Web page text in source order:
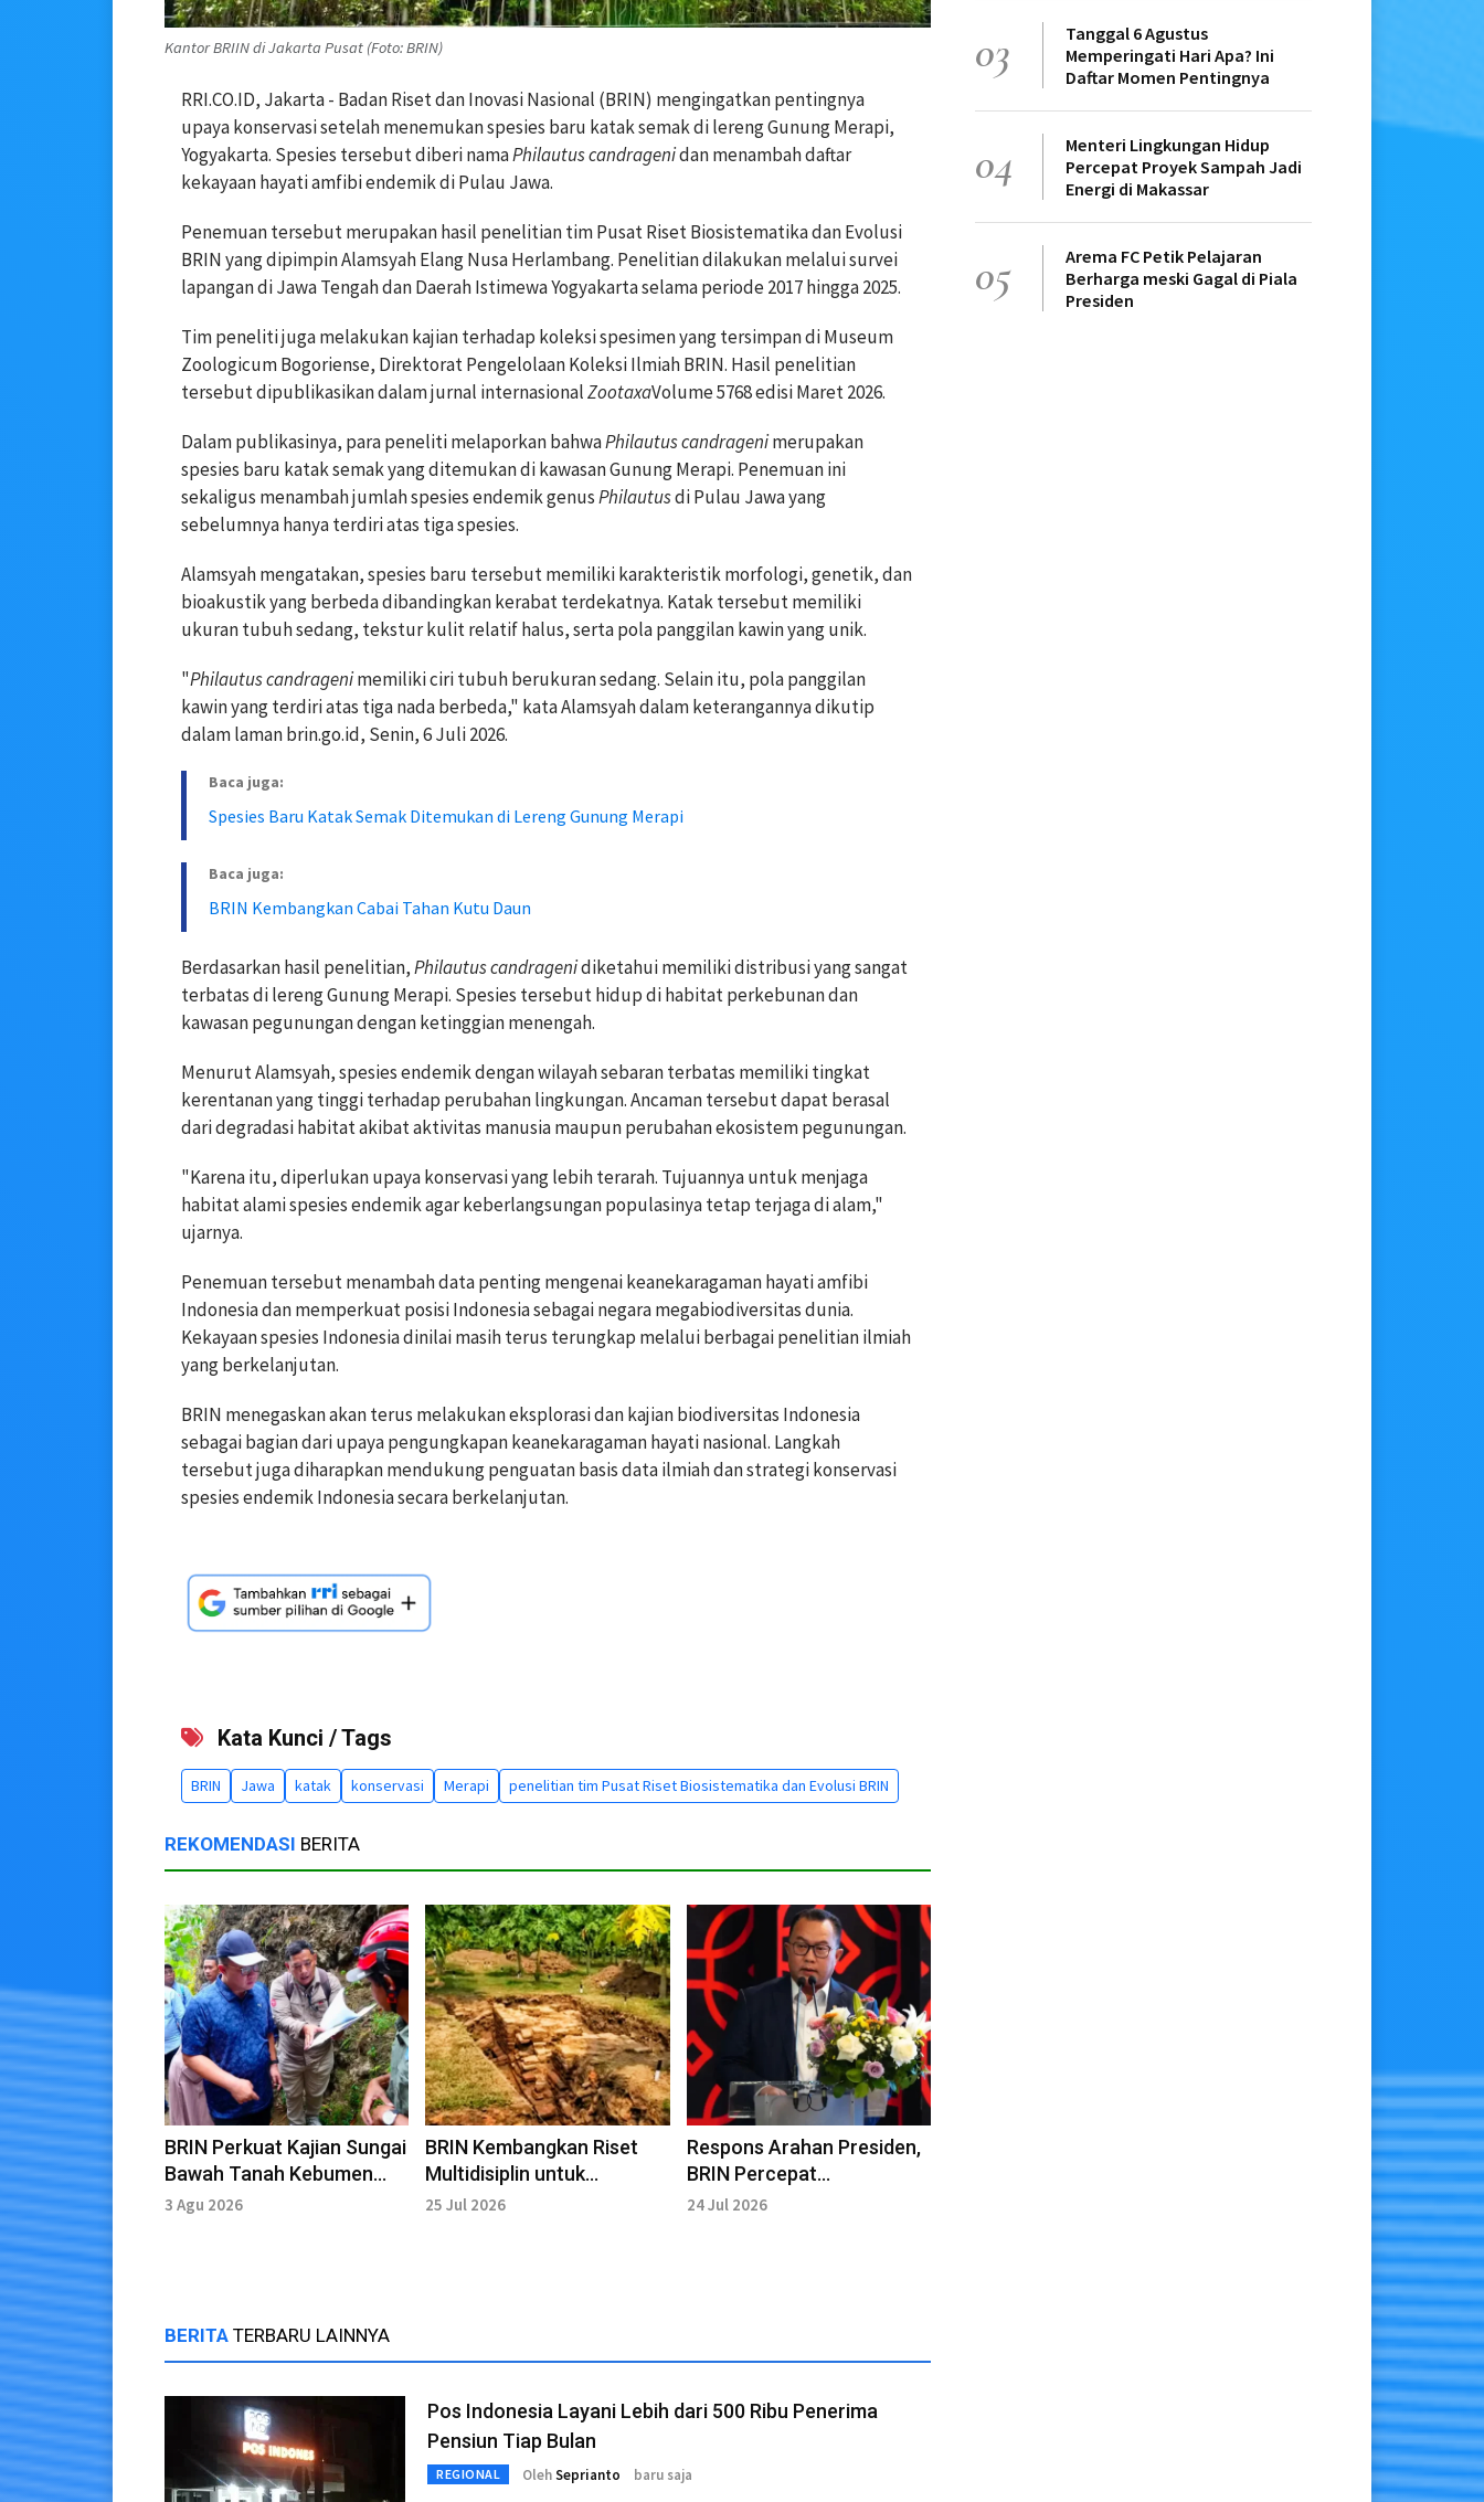
Kantor BRIIN di Jakarta Pusat (Foto: BRIN)
RRI.CO.ID, Jakarta - Badan Riset dan Inovasi Nasional (BRIN) mengingatkan pentingnya
upaya konservasi setelah menemukan spesies baru katak semak di lereng Gunung Merapi,
Yogyakarta. Spesies tersebut diberi namaPhilautus candragenidan menambah daftar
kekayaan hayati amfibi endemik di Pulau Jawa.
Penemuan tersebut merupakan hasil penelitian tim Pusat Riset Biosistematika dan Evolusi
BRIN yang dipimpin Alamsyah Elang Nusa Herlambang. Penelitian dilakukan melalui survei
lapangan di Jawa Tengah dan Daerah Istimewa Yogyakarta selama periode 2017 hingga 2025.
Tim peneliti juga melakukan kajian terhadap koleksi spesimen yang tersimpan di Museum
Zoologicum Bogoriense, Direktorat Pengelolaan Koleksi Ilmiah BRIN. Hasil penelitian
tersebut dipublikasikan dalam jurnal internasionalZootaxaVolume 5768 edisi Maret 2026.
Dalam publikasinya, para peneliti melaporkan bahwaPhilautus candragenimerupakan
spesies baru katak semak yang ditemukan di kawasan Gunung Merapi. Penemuan ini
sekaligus menambah jumlah spesies endemik genusPhilautusdi Pulau Jawa yang
sebelumnya hanya terdiri atas tiga spesies.
Alamsyah mengatakan, spesies baru tersebut memiliki karakteristik morfologi, genetik, dan
bioakustik yang berbeda dibandingkan kerabat terdekatnya. Katak tersebut memiliki
ukuran tubuh sedang, tekstur kulit relatif halus, serta pola panggilan kawin yang unik.
"Philautus candragenimemiliki ciri tubuh berukuran sedang. Selain itu, pola panggilan
kawin yang terdiri atas tiga nada berbeda," kata Alamsyah dalam keterangannya dikutip
dalam laman brin.go.id, Senin, 6 Juli 2026.
Baca juga:
Spesies Baru Katak Semak Ditemukan di Lereng Gunung Merapi
Baca juga:
BRIN Kembangkan Cabai Tahan Kutu Daun
Berdasarkan hasil penelitian,Philautus candragenidiketahui memiliki distribusi yang sangat
terbatas di lereng Gunung Merapi. Spesies tersebut hidup di habitat perkebunan dan
kawasan pegunungan dengan ketinggian menengah.
Menurut Alamsyah, spesies endemik dengan wilayah sebaran terbatas memiliki tingkat
kerentanan yang tinggi terhadap perubahan lingkungan. Ancaman tersebut dapat berasal
dari degradasi habitat akibat aktivitas manusia maupun perubahan ekosistem pegunungan.
"Karena itu, diperlukan upaya konservasi yang lebih terarah. Tujuannya untuk menjaga
habitat alami spesies endemik agar keberlangsungan populasinya tetap terjaga di alam,"
ujarnya.
Penemuan tersebut menambah data penting mengenai keanekaragaman hayati amfibi
Indonesia dan memperkuat posisi Indonesia sebagai negara megabiodiversitas dunia.
Kekayaan spesies Indonesia dinilai masih terus terungkap melalui berbagai penelitian ilmiah
yang berkelanjutan.
BRIN menegaskan akan terus melakukan eksplorasi dan kajian biodiversitas Indonesia
sebagai bagian dari upaya pengungkapan keanekaragaman hayati nasional. Langkah
tersebut juga diharapkan mendukung penguatan basis data ilmiah dan strategi konservasi
spesies endemik Indonesia secara berkelanjutan.
Kata Kunci / Tags
BRIN Jawa katak konservasi Merapi penelitian tim Pusat Riset Biosistematika dan Evolusi BRIN
REKOMENDASI BERITA
BRIN Perkuat Kajian Sungai
Bawah Tanah Kebumen
untuk Ketahanan Air
3 Agu 2026
BRIN Kembangkan Riset
Multidisiplin untuk
Menguak Jejak Kota
25 Jul 2026
Respons Arahan Presiden,
BRIN Percepat
Pemanfaatan Teknologi Air
24 Jul 2026
BERITA TERBARU LAINNYA
Pos Indonesia Layani Lebih dari 500 Ribu Penerima
Pensiun Tiap Bulan
REGIONAL OlehSeprianto baru saja
03
Tanggal 6 Agustus
Memperingati Hari Apa? Ini
Daftar Momen Pentingnya
04
Menteri Lingkungan Hidup
Percepat Proyek Sampah Jadi
Energi di Makassar
05
Arema FC Petik Pelajaran
Berharga meski Gagal di Piala
Presiden